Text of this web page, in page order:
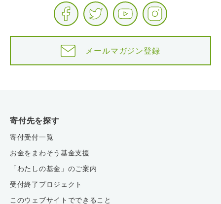
メールマガジン登録
寄付先を探す
寄付受付一覧
お金をまわそう基金支援
「わたしの基金」のご案内
受付終了プロジェクト
このウェブサイトでできること